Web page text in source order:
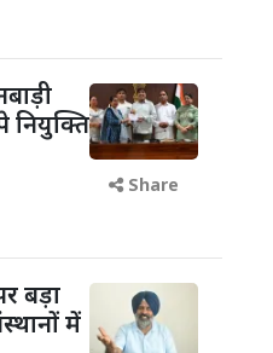
नियुक्ति
Share
बड़ा
में